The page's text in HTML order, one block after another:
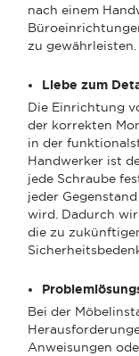
nach einem
zu gewährleisten.
Liebe zum
Die Einrichtung
der korrekten
in der
Handwerker ist
jede Schraube
jeder
wird. Dadurch
die zu
Bei der
Anweisungen